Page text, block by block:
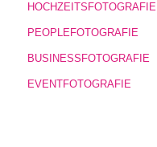
HOCHZEITSFOTOGRAFIE
PEOPLEFOTOGRAFIE
BUSINESSFOTOGRAFIE
EVENTFOTOGRAFIE